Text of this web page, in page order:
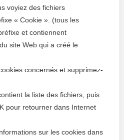
voyiez des fichiers
« Cookie ». (tous les
et contiennent
site Web qui a créé le
concernés et supprimez-
la liste des fichiers, puis
pour retourner dans Internet
sur les cookies dans